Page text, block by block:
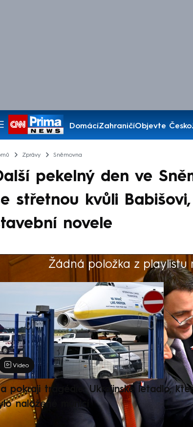
DomácíZahraničíObjevte Česko
Pořady
Zprávy Sněmovna
pekelný den ve
střetnou kvůli
novele
Žádná položka z playlistu
Výběr redakce
Video
pokraji tragédie: Ukrajinské letadlo,
naložené municí